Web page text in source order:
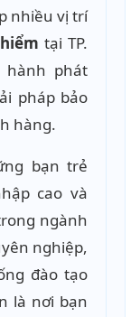
nhiều vị trí
tại TP.
hành phát
pháp bảo
hàng.
bạn trẻ
cao và
ngành
nghiệp,
đào tạo
là nơi bạn